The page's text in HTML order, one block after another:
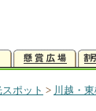
ポット > 川越・